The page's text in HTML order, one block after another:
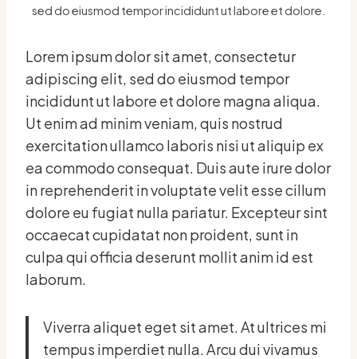
sed do eiusmod tempor incididunt ut labore et dolore.
Lorem ipsum dolor sit amet, consectetur
adipiscing elit, sed do eiusmod tempor
incididunt ut labore et dolore magna aliqua.
Ut enim ad minim veniam, quis nostrud
exercitation ullamco laboris nisi ut aliquip ex
ea commodo consequat. Duis aute irure dolor
in reprehenderit in voluptate velit esse cillum
dolore eu fugiat nulla pariatur. Excepteur sint
occaecat cupidatat non proident, sunt in
culpa qui officia deserunt mollit anim id est
laborum.
Viverra aliquet eget sit amet. At ultrices mi
tempus imperdiet nulla. Arcu dui vivamus